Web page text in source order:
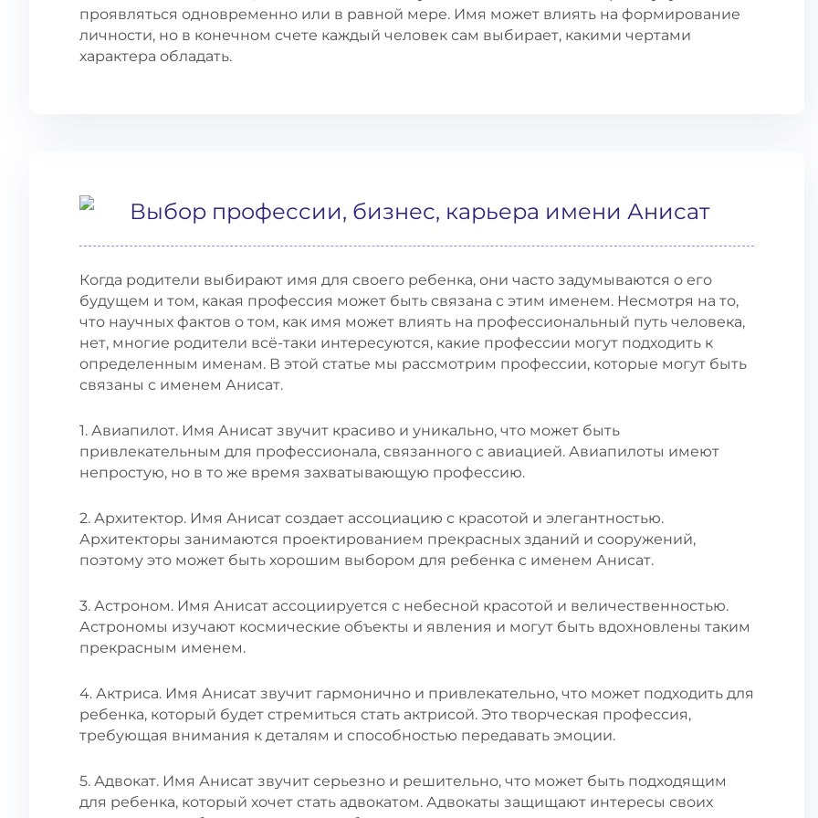
проявляться одновременно или в равной мере. Имя может влиять на формирование
личности, но в конечном счете каждый человек сам выбирает, какими чертами
характера обладать.
Выбор профессии, бизнес, карьера имени Анисат
Когда родители выбирают имя для своего ребенка, они часто задумываются о его
будущем и том, какая профессия может быть связана с этим именем. Несмотря на то,
что научных фактов о том, как имя может влиять на профессиональный путь человека,
нет, многие родители всё-таки интересуются, какие профессии могут подходить к
определенным именам. В этой статье мы рассмотрим профессии, которые могут быть
связаны с именем Анисат.
1. Авиапилот. Имя Анисат звучит красиво и уникально, что может быть
привлекательным для профессионала, связанного с авиацией. Авиапилоты имеют
непростую, но в то же время захватывающую профессию.
2. Архитектор. Имя Анисат создает ассоциацию с красотой и элегантностью.
Архитекторы занимаются проектированием прекрасных зданий и сооружений,
поэтому это может быть хорошим выбором для ребенка с именем Анисат.
3. Астроном. Имя Анисат ассоциируется с небесной красотой и величественностью.
Астрономы изучают космические объекты и явления и могут быть вдохновлены таким
прекрасным именем.
4. Актриса. Имя Анисат звучит гармонично и привлекательно, что может подходить для
ребенка, который будет стремиться стать актрисой. Это творческая профессия,
требующая внимания к деталям и способностью передавать эмоции.
5. Адвокат. Имя Анисат звучит серьезно и решительно, что может быть подходящим
для ребенка, который хочет стать адвокатом. Адвокаты защищают интересы своих